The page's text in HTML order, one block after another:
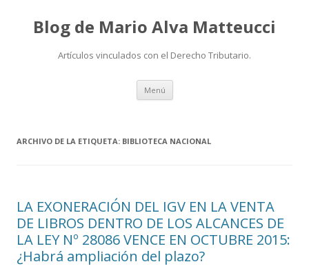
Blog de Mario Alva Matteucci
Artículos vinculados con el Derecho Tributario.
Menú Ir
contenido
ARCHIVO DE LA ETIQUETA: BIBLIOTECA NACIONAL
LA EXONERACIÓN DEL IGV EN LA VENTA
DE LIBROS DENTRO DE LOS ALCANCES DE
LA LEY Nº 28086 VENCE EN OCTUBRE 2015:
¿Habrá ampliación del plazo?